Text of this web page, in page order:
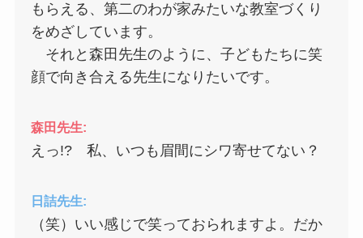
もらえる、第二のわが家みたいな教室づくり
をめざしています。
それと森田先生のように、子どもたちに笑
顔で向き合える先生になりたいです。
森田先生:
えっ!? 私、いつも眉間にシワ寄せてない？
日詰先生:
（笑）いい感じで笑っておられますよ。だか